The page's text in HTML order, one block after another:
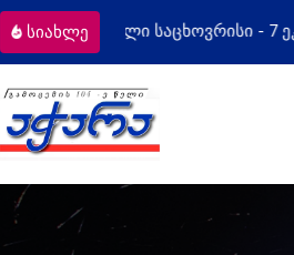
სიახლე